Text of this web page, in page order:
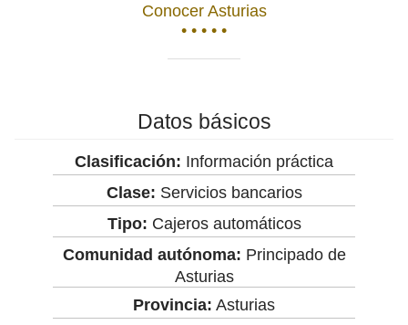
Conocer Asturias
• • • • •
Datos básicos
Clasificación: Información práctica
Clase: Servicios bancarios
Tipo: Cajeros automáticos
Comunidad autónoma: Principado de
Asturias
Provincia: Asturias